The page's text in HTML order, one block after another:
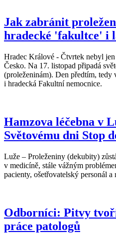
Jak zabránit
hradecké 'fakultce' i
Hradec Králové - Čtvrtek nebyl
Česko. Na 17. listopad připadá
(proleženinám). Den předtím, tedy
i hradecká Fakultní nemocnice.
Hamzova léčebna v
Světovému dni Stop
Luže – Proleženiny (dekubity)
v medicíně, stále vážným
pacienty, ošetřovatelský personál a
Odborníci: Pitvy
práce patologů